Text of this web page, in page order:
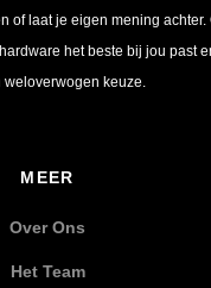
of laat je eigen mening achter.
het beste bij jou past
weloverwogen keuze.
MEER
Over Ons
Het Team